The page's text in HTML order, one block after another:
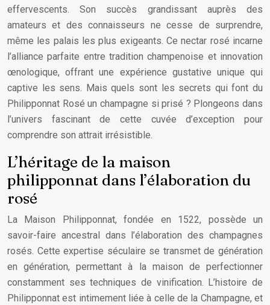
effervescents. Son succès grandissant auprès des
amateurs et des connaisseurs ne cesse de surprendre,
même les palais les plus exigeants. Ce nectar rosé incarne
l’alliance parfaite entre tradition champenoise et innovation
œnologique, offrant une expérience gustative unique qui
captive les sens. Mais quels sont les secrets qui font du
Philipponnat Rosé un champagne si prisé ? Plongeons dans
l’univers fascinant de cette cuvée d’exception pour
comprendre son attrait irrésistible.
L’héritage de la maison
philipponnat dans l’élaboration du
rosé
La Maison Philipponnat, fondée en 1522, possède un
savoir-faire ancestral dans l’élaboration des champagnes
rosés. Cette expertise séculaire se transmet de génération
en génération, permettant à la maison de perfectionner
constamment ses techniques de vinification. L’histoire de
Philipponnat est intimement liée à celle de la Champagne, et